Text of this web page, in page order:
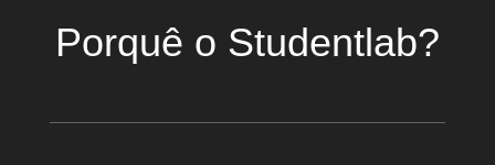
Porquê o Studentlab?